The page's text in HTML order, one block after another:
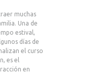
muchas
Una de
estival,
días de
el curso
es el
en